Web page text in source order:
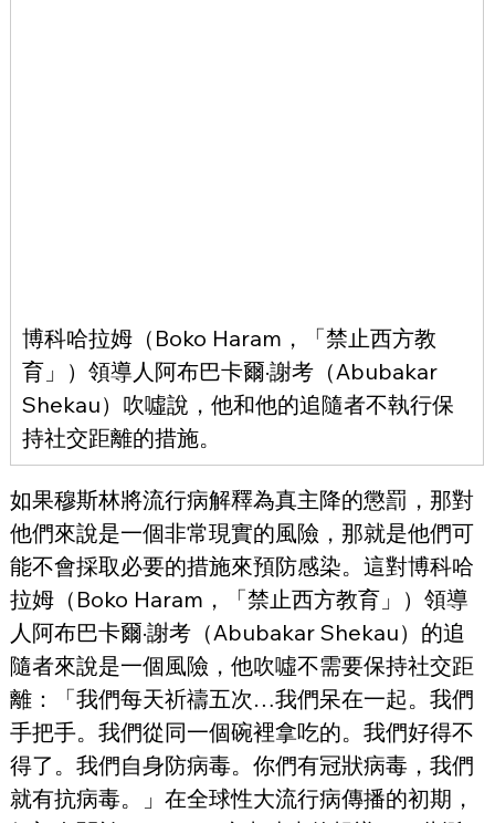
博科哈拉姆（Boko Haram，「禁止西方教
育」）領導人阿布巴卡爾·謝考（Abubakar
Shekau）吹噓說，他和他的追隨者不執行保
持社交距離的措施。
如果穆斯林將流行病解釋為真主降的懲罰，那對
他們來說是一個非常現實的風險，那就是他們可
能不會採取必要的措施來預防感染。這對博科哈
拉姆（Boko Haram，「禁止西方教育」）領導
人阿布巴卡爾·謝考（Abubakar Shekau）的追
隨者來說是一個風險，他吹噓不需要保持社交距
離：「我們每天祈禱五次…我們呆在一起。我們
手把手。我們從同一個碗裡拿吃的。我們好得不
得了。我們自身防病毒。你們有冠狀病毒，我們
就有抗病毒。」在全球性大流行病傳播的初期，